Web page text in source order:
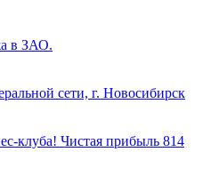
в ЗАО.
сети, г. Новосибирск
клуба! Чистая прибыль 814